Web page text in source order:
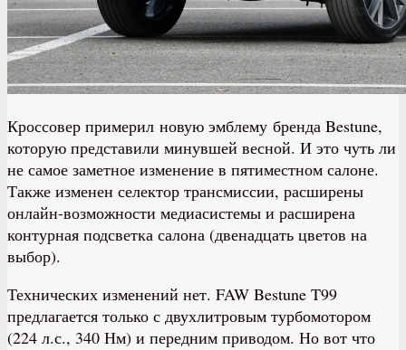
Кроссовер примерил новую эмблему бренда Bestune,
которую представили минувшей весной. И это чуть ли
не самое заметное изменение в пятиместном салоне.
Также изменен селектор трансмиссии, расширены
онлайн-возможности медиасистемы и расширена
контурная подсветка салона (двенадцать цветов на
выбор).
Технических изменений нет. FAW Bestune T99
предлагается только с двухлитровым турбомотором
(224 л.с., 340 Нм) и передним приводом. Но вот что